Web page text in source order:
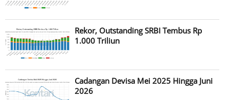
Rekor, Outstanding SRBI Tembus Rp
1.000 Triliun
Cadangan Devisa Mei 2025 Hingga Juni
2026